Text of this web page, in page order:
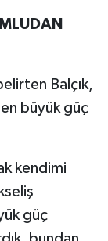
Balçık,
en büyük güç
kendimi
güç